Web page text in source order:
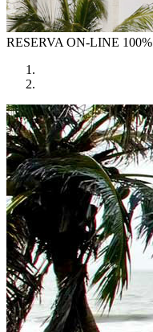
RESERVA ON-LINE 100%